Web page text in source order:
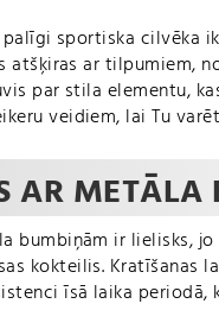
sportiska cilvēka
atšķiras ar tilpumiem,
par stila elementu,
veidiem, lai Tu
AR
bumbiņām ir lielisks,
kokteilis. Kratīšanas
īsā laika periodā,